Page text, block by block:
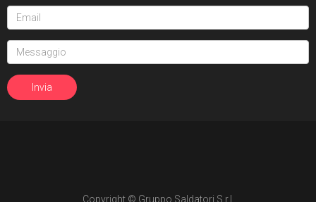
Copyright © Gruppo Saldatori S.r.l.